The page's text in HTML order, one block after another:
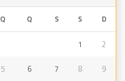
Q Q S S D
1 2
5 6 7 8 9